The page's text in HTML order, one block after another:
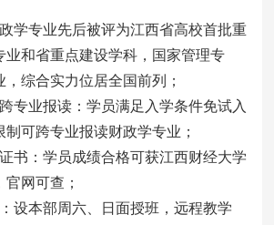
学专业先后被评为江西省高校首批重
业和省重点建设学科，国家管理专
综合实力位居全国前列；
专业报读：学员满足入学条件免试入
可跨专业报读财政学专业；
书：学员成绩合格可获江西财经大学
网可查；
设本部周六、日面授班，远程教学